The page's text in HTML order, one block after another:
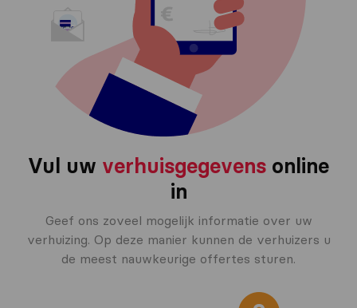
Vul uw verhuisgegevens online
in
Geef ons zoveel mogelijk informatie over uw
verhuizing. Op deze manier kunnen de verhuizers u
de meest nauwkeurige offertes sturen.